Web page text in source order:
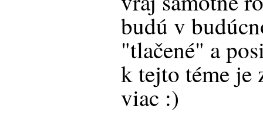
budú v
"tlačené" a
k tejto téme je
viac :)